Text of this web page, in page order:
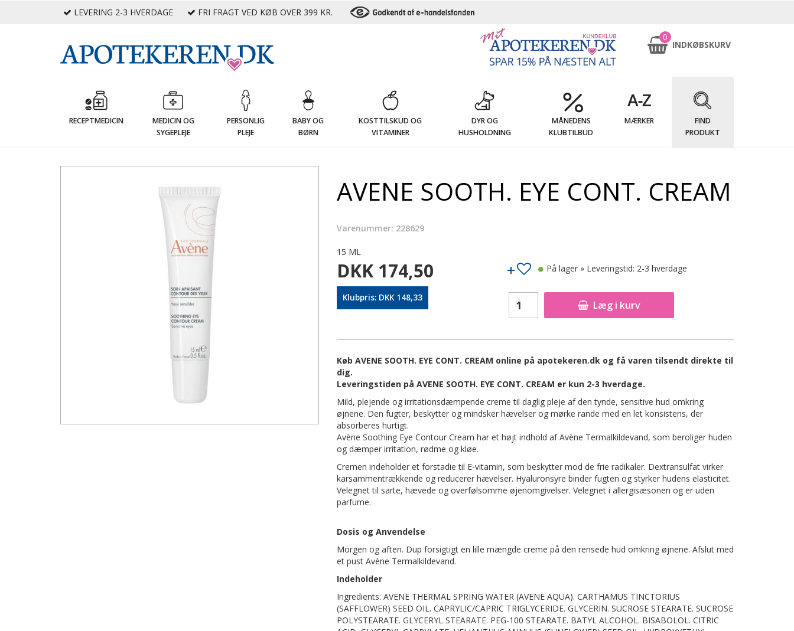
LEVERING 2-3 HVERDAGE FRI FRAGT VED KØB OVER 399 KR.
0
INDKØBSKURV
RECEPTMEDICIN
MEDICIN OG
SYGEPLEJE
PERSONLIG
PLEJE
BABY OG
BØRN
KOSTTILSKUD OG
VITAMINER
DYR OG
HUSHOLDNING
MÅNEDENS
KLUBTILBUD
MÆRKER
FIND
PRODUKT
AVENE SOOTH. EYE CONT. CREAM
Varenummer: 228629
15 ML
DKK 174,50
Klubpris: DKK 148,33
Læg i kurv
På lager » Leveringstid: 2-3 hverdage
Køb AVENE SOOTH. EYE CONT. CREAM online på apotekeren.dk og få varen tilsendt direkte til
dig.
Leveringstiden på AVENE SOOTH. EYE CONT. CREAM er kun 2-3 hverdage.
Mild, plejende og irritationsdæmpende creme til daglig pleje af den tynde, sensitive hud omkring
øjnene. Den fugter, beskytter og mindsker hævelser og mørke rande med en let konsistens, der
absorberes hurtigt.
Avène Soothing Eye Contour Cream har et højt indhold af Avène Termalkildevand, som beroliger huden
og dæmper irritation, rødme og kløe.
Cremen indeholder et forstadie til E-vitamin, som beskytter mod de frie radikaler. Dextransulfat virker
karsammentrækkende og reducerer hævelser. Hyaluronsyre binder fugten og styrker hudens elasticitet.
Velegnet til sarte, hævede og overfølsomme øjenomgivelser. Velegnet i allergisæsonen og er uden
parfume.
Dosis og Anvendelse
Morgen og aften. Dup forsigtigt en lille mængde creme på den rensede hud omkring øjnene. Afslut med
et pust Avène Termalkildevand.
Indeholder
Ingredients: AVENE THERMAL SPRING WATER (AVENE AQUA). CARTHAMUS TINCTORIUS
(SAFFLOWER) SEED OIL. CAPRYLIC/CAPRIC TRIGLYCERIDE. GLYCERIN. SUCROSE STEARATE. SUCROSE
POLYSTEARATE. GLYCERYL STEARATE. PEG-100 STEARATE. BATYL ALCOHOL. BISABOLOL. CITRIC